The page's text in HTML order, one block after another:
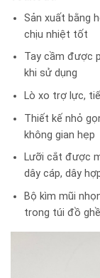
Sản xuất bằng
chịu nhiệt tốt
Tay cầm được
khi sử dụng
Lò xo trợ lực,
Thiết kế nhỏ
không gian hẹp
Lưỡi cắt được
dây cáp, dây
Bộ kìm mũi
trong túi đồ